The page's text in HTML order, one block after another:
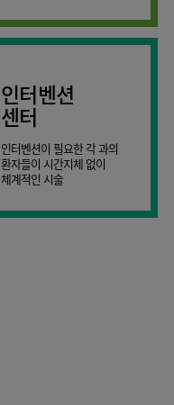
인터벤션
센터
인터벤션이 필요한 각 과의
환자들이 시간지체 없이
체계적인 시술